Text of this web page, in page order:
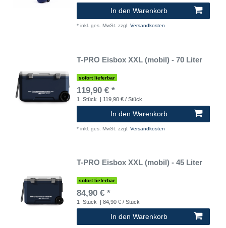
In den Warenkorb
* inkl. ges. MwSt. zzgl. Versandkosten
T-PRO Eisbox XXL (mobil) - 70 Liter
sofort lieferbar
119,90 € *
1 Stück | 119,90 € / Stück
In den Warenkorb
* inkl. ges. MwSt. zzgl. Versandkosten
T-PRO Eisbox XXL (mobil) - 45 Liter
sofort lieferbar
84,90 € *
1 Stück | 84,90 € / Stück
In den Warenkorb